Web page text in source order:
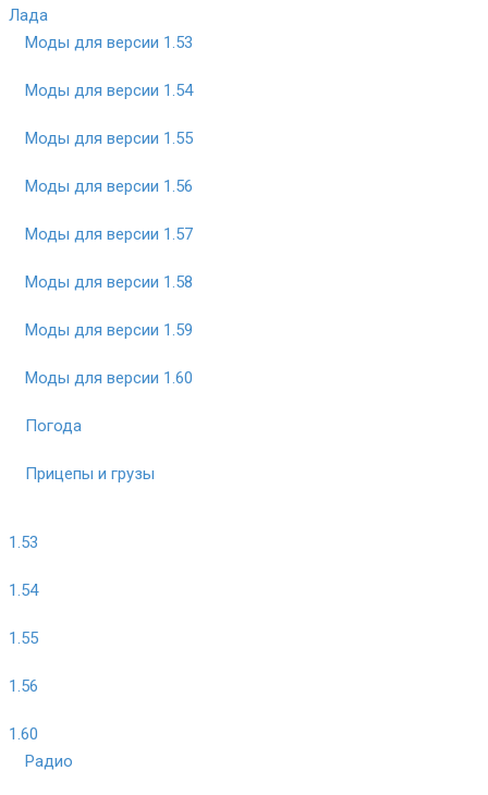
Лада
Моды для версии 1.53
Моды для версии 1.54
Моды для версии 1.55
Моды для версии 1.56
Моды для версии 1.57
Моды для версии 1.58
Моды для версии 1.59
Моды для версии 1.60
Погода
Прицепы и грузы
1.53
1.54
1.55
1.56
1.60
Радио